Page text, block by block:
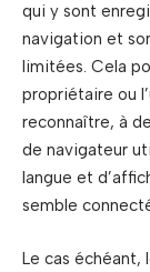
qui y sont
navigation et
limitées. Cela
propriétaire ou
reconnaître, à
de navigateur
langue et
semble
Le cas